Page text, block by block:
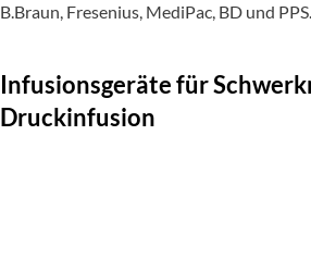
B.Braun, Fresenius, MediPac, BD und PPS.
Infusionsgeräte für
Druckinfusion